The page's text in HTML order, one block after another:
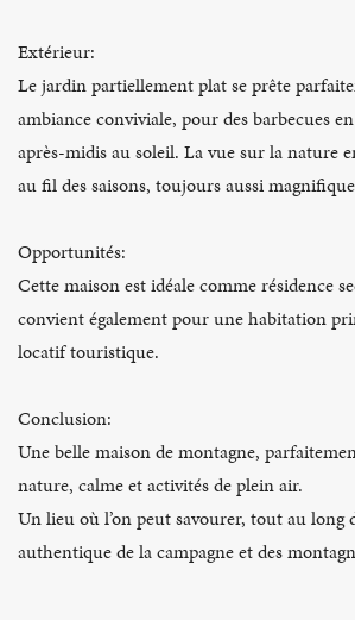
Extérieur:
Le jardin partiellement plat se prête
ambiance conviviale, pour des barbecues
après-midis au soleil. La vue sur la nature
au fil des saisons, toujours aussi
Opportunités:
Cette maison est idéale comme résidence
convient également pour une habitation
locatif touristique.
Conclusion:
Une belle maison de montagne,
nature, calme et activités de plein air.
Un lieu où l’on peut savourer, tout au long
authentique de la campagne et des